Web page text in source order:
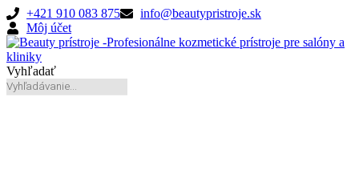
Preskočiť
na
obsah
+421 910 083 875
info@beautypristroje.sk
Môj účet
Vyhľadať